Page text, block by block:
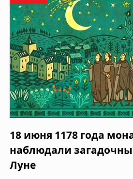
18 июня 1178 года
наблюдали
Луне